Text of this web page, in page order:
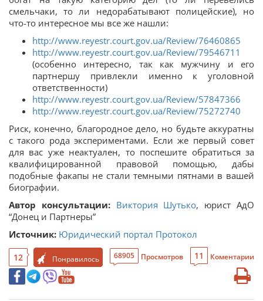
смельчаки, то ли недорабатывают полицейские), но
что-то интересное мы все же нашли:
http://www.reyestr.court.gov.ua/Review/76460865
http://www.reyestr.court.gov.ua/Review/79546711
(особенно интересно, так как мужчину и его
партнершу привлекли именно к уголовной
ответственности)
http://www.reyestr.court.gov.ua/Review/57847366
http://www.reyestr.court.gov.ua/Review/75272740
Риск, конечно, благородное дело, но будьте аккуратны
с такого рода экспериментами. Если же первый совет
для вас уже неактуален, то поспешите обратиться за
квалифицированной правовой помощью, дабы
подобные факапы не стали темными пятнами в вашей
биографии.
Автор консультации: Виктория Шутько, юрист АдО
“Донец и Партнеры”
Источник: Юридический портал Протокол
12 Понравилось 68905 Просмотров 11 Коментарии